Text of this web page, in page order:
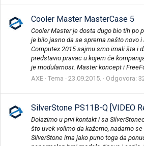
Cooler Master MasterCase 5
Cooler Master je dosta dugo bio tih po
je bilo jasno da se sprema nešto novo
Computex 2015 sajmu smo imali šta i
predstavio pravac u kojem će
je modularnost. Master koncept i
AXE Tema 23.09.2015. Odgovora:
SilverStone PS11B-Q [VIDEO
Dolazimo u prvi kontakt i sa
što uvek volimo da kažemo, nadamo
SilverStone ima jako puno toga da